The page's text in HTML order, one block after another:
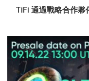
TiFi 通過戰略合作夥